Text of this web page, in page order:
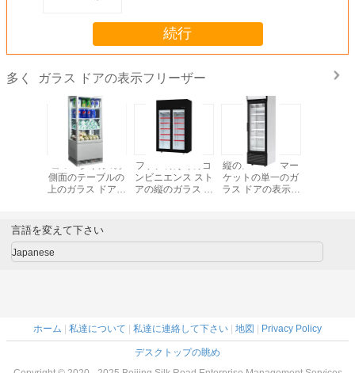
続行
多く ガラス ドアの表示フリーザー
コマーシャル4の
側面のテーブルの
上のガラス ドアの
ファンの冷却のコ
ンビニエンス スト
アの縦のガラス ド
縦のスーパーマー
ケットの単一のガ
ラス ドアの表示フ
言語を変えて下さい
Japanese
ホーム | 私達について | 私達に連絡して下さい | 地図 | Privacy Policy
デスクトップの眺め